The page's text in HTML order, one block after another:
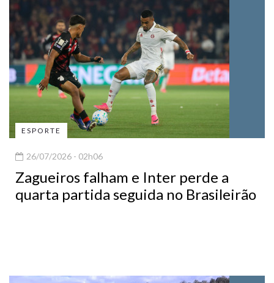
ESPORTE
26/07/2026 - 02h06
Zagueiros falham e Inter perde a
quarta partida seguida no Brasileirão